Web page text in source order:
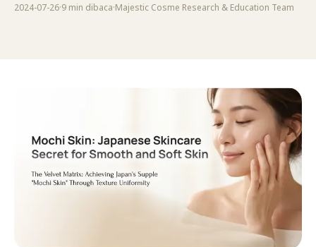
2024-07-26·9 min dibaca·Majestic Cosme Research & Education Team